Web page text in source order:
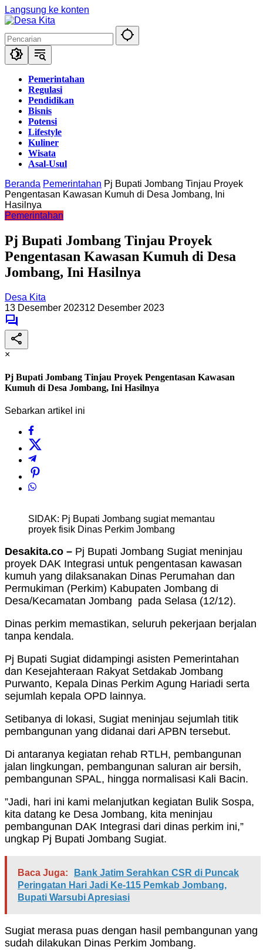
Langsung ke konten
Pemerintahan
Regulasi
Pendidikan
Bisnis
Potensi
Lifestyle
Kuliner
Wisata
Asal-Usul
Beranda Pemerintahan Pj Bupati Jombang Tinjau Proyek
Pengentasan Kawasan Kumuh di Desa Jombang, Ini
Hasilnya
Pemerintahan
Pj Bupati Jombang Tinjau Proyek
Pengentasan Kawasan Kumuh di Desa
Jombang, Ini Hasilnya
Desa Kita
13 Desember 202312 Desember 2023
×
Pj Bupati Jombang Tinjau Proyek Pengentasan Kawasan
Kumuh di Desa Jombang, Ini Hasilnya
Sebarkan artikel ini
SIDAK: Pj Bupati Jombang sugiat memantau
proyek fisik Dinas Perkim Jombang
Desakita.co – Pj Bupati Jombang Sugiat meninjau
proyek DAK Integrasi untuk pengentasan kawasan
kumuh yang dilaksanakan Dinas Perumahan dan
Permukiman (Perkim) Kabupaten Jombang di
Desa/Kecamatan Jombang pada Selasa (12/12).
Dinas perkim memastikan, seluruh pekerjaan berjalan
tanpa kendala.
Pj Bupati Sugiat didampingi asisten Pemerintahan
dan Kesejahteraan Rakyat Setdakab Jombang
Purwanto, Kepala Dinas Perkim Agung Hariadi serta
sejumlah kepala OPD lainnya.
Setibanya di lokasi, Sugiat meninjau sejumlah titik
pembangunan yang didanai dari APBN tersebut.
Di antaranya kegiatan rehab RTLH, pembangunan
jalan lingkungan, pembangunan saluran air bersih,
pembangunan SPAL, hingga normalisasi Kali Bacin.
”Jadi, hari ini kami melanjutkan kegiatan Bulik Sospa,
kita datang ke Desa Jombang, kita meninjau
pembangunan DAK Integrasi dari dinas perkim ini,”
ungkap Pj Bupati Jombang Sugiat.
Baca Juga:
Bank Jatim Serahkan CSR di Puncak
Peringatan Hari Jadi Ke-115 Pemkab Jombang,
Bupati Warsubi Apresiasi
Sugiat merasa puas dengan hasil pembangunan yang
sudah dilakukan Dinas Perkim Jombang.